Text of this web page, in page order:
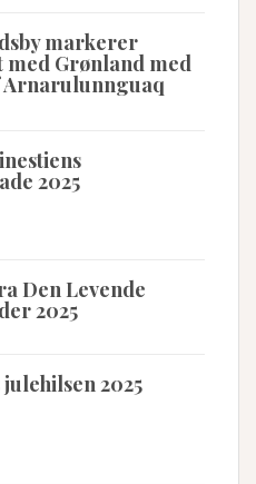
markerer
med Grønland med
Arnarulunnguaq
2025
Den Levende
2025
2025